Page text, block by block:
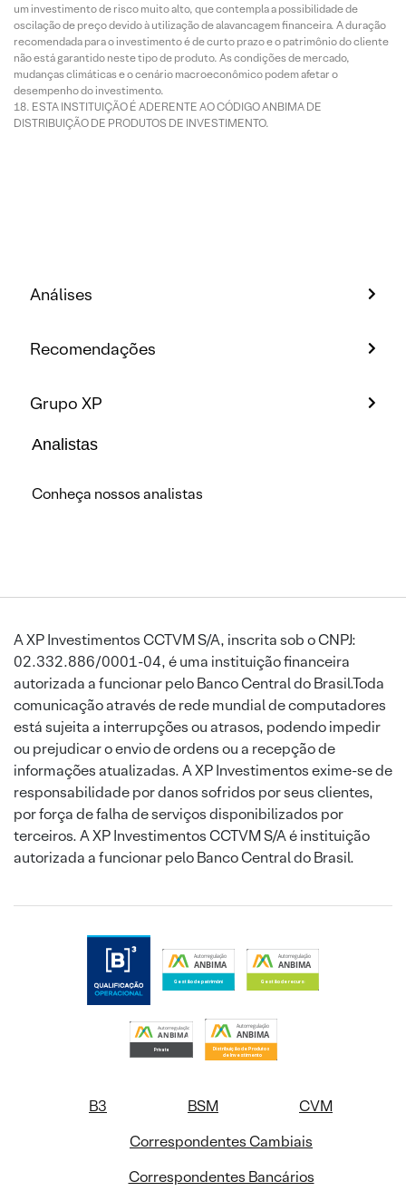
um investimento de risco muito alto, que contempla a possibilidade de
oscilação de preço devido à utilização de alavancagem financeira. A duração
recomendada para o investimento é de curto prazo e o patrimônio do cliente
não está garantido neste tipo de produto. As condições de mercado,
mudanças climáticas e o cenário macroeconômico podem afetar o
desempenho do investimento.
ESTA INSTITUIÇÃO É ADERENTE AO CÓDIGO ANBIMA DE
DISTRIBUIÇÃO DE PRODUTOS DE INVESTIMENTO.
Análises
Recomendações
Grupo XP
Analistas
Conheça nossos analistas
A XP Investimentos CCTVM S/A, inscrita sob o CNPJ:
02.332.886/0001-04, é uma instituição financeira
autorizada a funcionar pelo Banco Central do Brasil.Toda
comunicação através de rede mundial de computadores
está sujeita a interrupções ou atrasos, podendo impedir
ou prejudicar o envio de ordens ou a recepção de
informações atualizadas. A XP Investimentos exime-se de
responsabilidade por danos sofridos por seus clientes,
por força de falha de serviços disponibilizados por
terceiros. A XP Investimentos CCTVM S/A é instituição
autorizada a funcionar pelo Banco Central do Brasil.
B3 BSM
CVM
Correspondentes Cambiais
Correspondentes Bancários